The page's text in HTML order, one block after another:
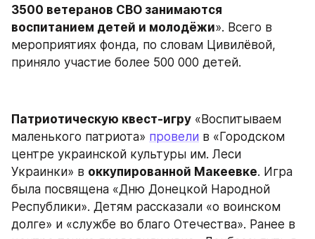
3500 ветеранов СВО занимаются
воспитанием детей и молодёжи». Всего в
мероприятиях фонда, по словам Цивилёвой,
приняло участие более 500 000 детей.
Патриотическую квест-игру «Воспитываем
маленького патриота» провели в «Городском
центре украинской культуры им. Леси
Украинки» в оккупированной Макеевке. Игра
была посвящена «Дню Донецкой Народной
Республики». Детям рассказали «о воинском
долге» и «службе во благо Отечества». Ранее в